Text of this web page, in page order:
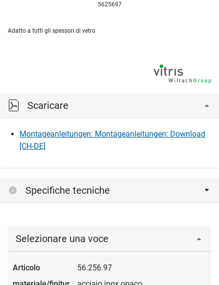
5625697
Adatto a tutti gli spessori di vetro
Scaricare
Montageanleitungen: Montageanleitungen: Download
[CH-DE]
Specifiche tecniche
Selezionare una voce
56.256.97